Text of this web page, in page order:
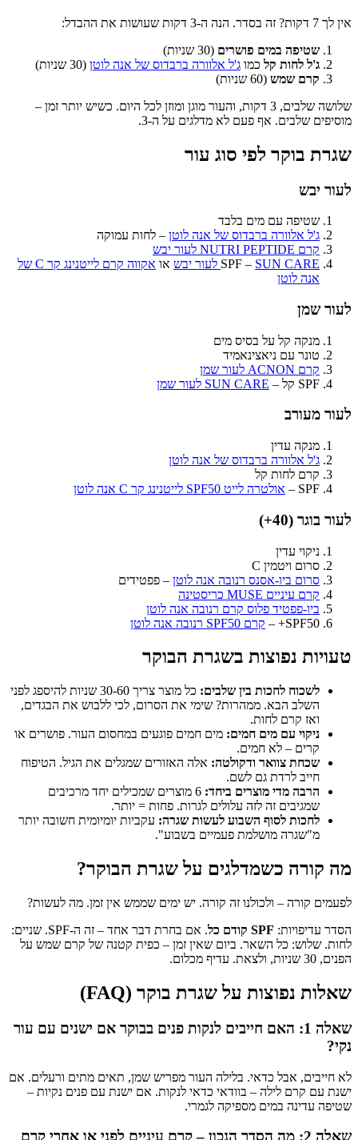
אין לך 7 דקות? זה בסדר. הנה ה-3 דקות שעושות את ההבדל:
שטיפה במים פושרים (30 שניות)
ג'ל לחות קל כמו ג'ל אלוורה ברבדוס של אנה לוטן (30 שניות)
קרם שמש (60 שניות)
שלושה שלבים, 3 דקות, והעור מוגן ומוזן לכל היום. כשיש יותר זמן –
מוסיפים שלבים. אף פעם לא מדלגים על ה-3.
שגרת בוקר לפי סוג עור
לעור יבש
שטיפה עם מים בלבד
ג'ל אלוורה ברבדוס של אנה לוטן – לחות עמוקה
קרם NUTRI PEPTIDE לעור יבש
SPF – SUN CARE לעור יבש או
אקווה קרם לייטנינג קר C של
אנה לוטן
לעור שמן
מנקה קל על בסיס מים
טונר עם ניאצינאמיד
קרם ACNON לעור שמן
SPF קל –
SUN CARE לעור שמן
לעור מעורב
מנקה עדין
ג'ל אלוורה ברבדוס של אנה לוטן
קרם לחות קל
SPF –
אולטרה לייט SPF50 לייטנינג קר C אנה לוטן
לעור בוגר (40+)
ניקוי עדין
סרום ויטמין C
סרום ביו-אסנס רנובה אנה לוטן – פפטידים
קרם עיניים MUSE כריסטינה
ביו-פפטיד פלוס קרם רנובה אנה לוטן
SPF50+ –
קרם SPF50 רנובה אנה לוטן
טעויות נפוצות בשגרת הבוקר
לשכוח לחכות בין שלבים:
כל מוצר צריך 30-60 שניות להיספג לפני
השלב הבא. ממהרות? שימי את הסרום, לכי ללבוש את הבגדים,
ואז קרם לחות.
ניקוי עם מים חמים: מים חמים פוגעים במחסום העור. פושרים או
קרים – לא חמים.
שכחת צוואר ודקולטה: אלה האזורים שמגלים את הגיל. הטיפוח
חייב לרדת גם לשם.
הרבה מדי מוצרים ביחד:
6 מוצרים שמכילים יחד מרכיבים
שמגיבים זה לזה עלולים לגרות. פחות = יותר.
לחכות לסוף השבוע לעשות שגרה: עקביות יומיומית חשובה יותר
מ"שגרה מושלמת פעמיים בשבוע".
מה קורה כשמדלגים על שגרת הבוקר?
לפעמים קורה – ולכולנו זה קורה. יש ימים שממש אין זמן. מה לעשות?
הסדר עדיפויות: SPF קודם כל
. אם בחרת דבר אחד – זה ה-SPF. שניים:
לחות. שלוש: כל השאר. ביום שאין זמן – כפית קטנה של קרם שמש על
הפנים, 30 שניות, ולצאת. עדיף מכלום.
שאלות נפוצות על שגרת בוקר (FAQ)
שאלה 1: האם חייבים לנקות פנים בבוקר אם ישנים עם עור
נקי?
לא חייבים, אבל כדאי. בלילה העור מפריש שמן, תאים מתים ורעלים. אם
ישנת עם קרם לילה – בוודאי כדאי לנקות. אם ישנת עם פנים נקיות –
שטיפה עדינה במים מספיקה לגמרי.